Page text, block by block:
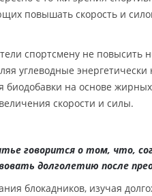
повышать скорость и
спортсмену не повысить
углеводные энергетически
биодобавки на основе
скорости и силы.
говорится о том, что,
долголетию после
блокадников, изучая